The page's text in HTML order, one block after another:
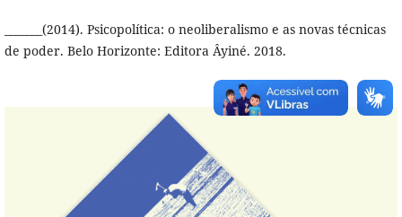
_______(2014). Psicopolítica: o neoliberalismo e as novas técnicas
de poder. Belo Horizonte: Editora Âyiné. 2018.